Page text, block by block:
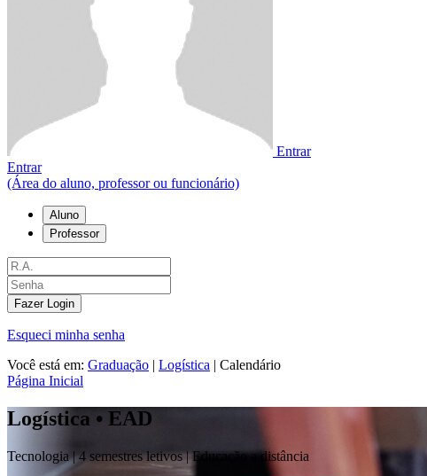
Entrar
Entrar
(Área do aluno, professor ou funcionário)
Aluno
Professor
Fazer Login
Esqueci minha senha
Você está em: Graduação | Logística | Calendário
Página Inicial
Logística • EAD
Tecnologia |4 semestres letivos | Educação a distância